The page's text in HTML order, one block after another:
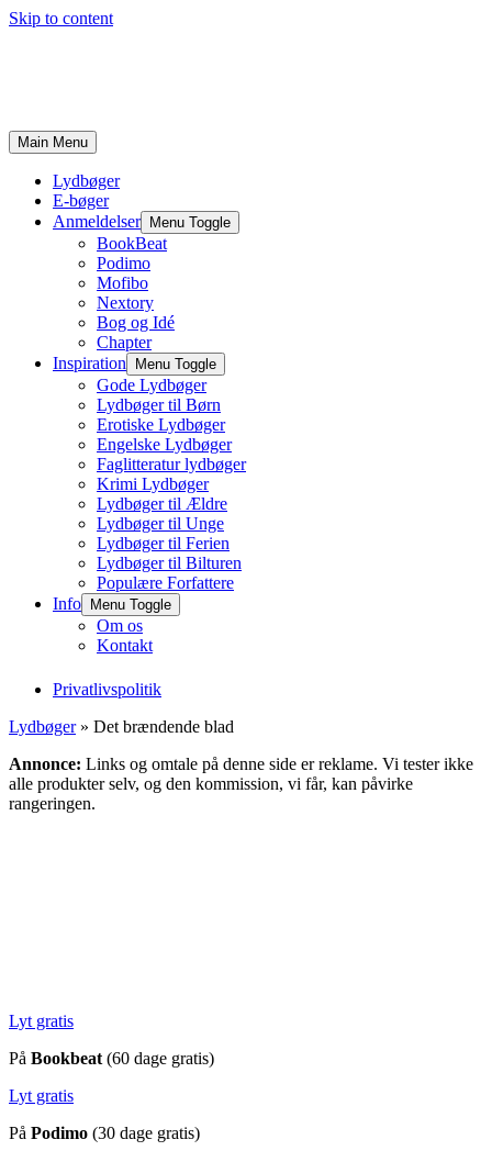
Skip to content
Main Menu
Lydbøger
E-bøger
Anmeldelser
Menu Toggle
BookBeat
Podimo
Mofibo
Nextory
Bog og Idé
Chapter
Inspiration
Menu Toggle
Gode Lydbøger
Lydbøger til Børn
Erotiske Lydbøger
Engelske Lydbøger
Faglitteratur lydbøger
Krimi Lydbøger
Lydbøger til Ældre
Lydbøger til Unge
Lydbøger til Ferien
Lydbøger til Bilturen
Populære Forfattere
Info
Menu Toggle
Om os
Kontakt
Privatlivspolitik
Lydbøger» Det brændende blad
Annonce: Links og omtale på denne side er reklame. Vi tester ikke
alle produkter selv, og den kommission, vi får, kan påvirke
rangeringen.
Lyt gratis
På Bookbeat (60 dage gratis)
Lyt gratis
På Podimo (30 dage gratis)